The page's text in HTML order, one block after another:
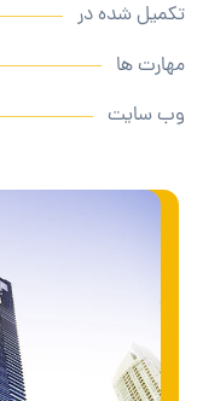
تکمیل شده در
مهارت ها
وب سایت